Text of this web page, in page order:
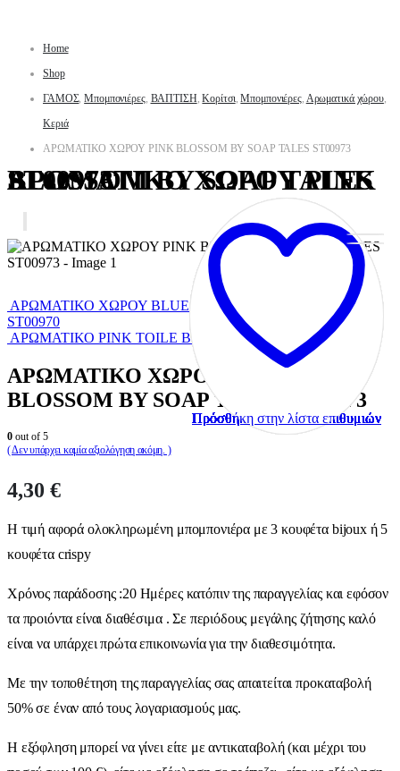
Home
Shop
ΓΑΜΟΣ,Μπομπονιέρες, ΒΑΠΤΙΣΗ,Κορίτσι,Μπομπονιέρες, Αρωματικά χώρου,
Κεριά
ΑΡΩΜΑΤΙΚΟ ΧΩΡΟΥ PINK BLOSSOM BY SOAP TALES ST00973
ΑΡΩΜΑΤΙΚΟ ΧΩΡΟΥ PINK BLOSSOM BY SOAP TALES ST00973
ΑΡΩΜΑΤΙΚΟ ΧΩΡΟΥ BLUE TOILE BY SOAP TALES
ST00970
ΑΡΩΜΑΤΙΚΟ PINK TOILE BY SOAP TALES ST00971
ΑΡΩΜΑΤΙΚΟ ΧΩΡΟΥ PINK
BLOSSOM BY SOAP TALES ST00973
0 out of 5
( Δεν υπάρχει καμία αξιολόγηση ακόμη. )
4,30 €
Η τιμή αφορά ολοκληρωμένη μπομπονιέρα με 3 κουφέτα bijoux ή 5
κουφέτα crispy
Χρόνος παράδοσης :20 Ημέρες κατόπιν της παραγγελίας και εφόσον
τα προιόντα είναι διαθέσιμα . Σε περιόδους μεγάλης ζήτησης καλό
είναι να υπάρχει πρώτα επικοινωνία για την διαθεσιμότητα.
Με την τοποθέτηση της παραγγελίας σας απαιτείται προκαταβολή
50% σε έναν από τους λογαριασμούς μας.
Η εξόφληση μπορεί να γίνει είτε με αντικαταβολή (και μέχρι του
Πρόσθήκη στην λίστα επιθυμιών
Πρόσθήκη στην λίστα επιθυμιών
Πρόσθήκη στην λίστα επιθυμιών
Πρόσθήκη στην λίστα επιθυμιών
Πρόσθήκη στην λίστα επιθυμιών
Πρόσθήκη στην λίστα επιθυμιών
Πρόσθήκη στην λίστα επιθυμιών
Πρόσθήκη στην λίστα επιθυμιών
Πρόσθήκη στην λίστα επιθυμιών
Πρόσθήκη στην λίστα επιθυμιών